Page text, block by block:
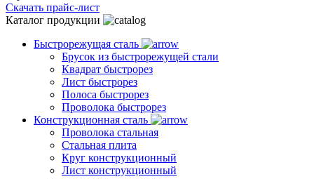
Скачать прайс-лист
Каталог продукции
Быстрорежущая сталь
Брусок из быстрорежущей стали
Квадрат быстрорез
Лист быстрорез
Полоса быстрорез
Проволока быстрорез
Конструкционная сталь
Проволока стальная
Стальная плита
Круг конструкционный
Лист конструкционный